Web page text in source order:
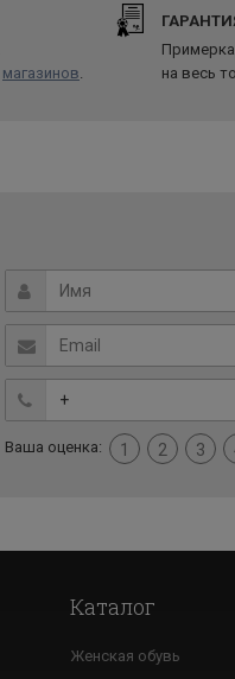
магазинов.
Примерка
на весь
Ваша оценка: 1 2 3
Каталог
Женская обувь